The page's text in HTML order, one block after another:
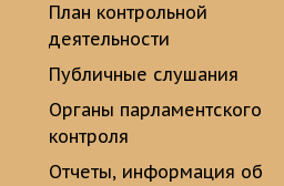
План контрольной
деятельности
Публичные слушания
Органы парламентского
контроля
Отчеты, информация об